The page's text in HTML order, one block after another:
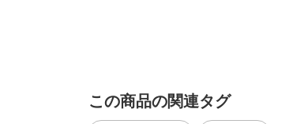
この商品の関連タグ